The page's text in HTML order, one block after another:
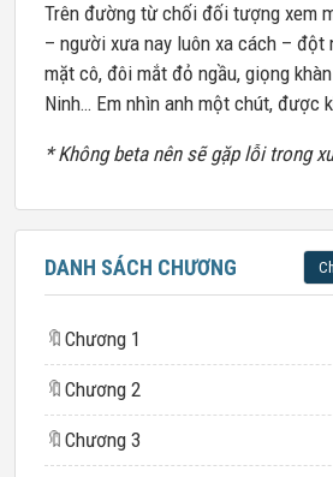
Trên đường từ chối đối tượng xem
– người xưa nay luôn xa cách – đột
mặt cô, đôi mắt đỏ ngầu, giọng
Ninh… Em nhìn anh một chút, được
* Không beta nên sẽ gặp lỗi trong
DANH SÁCH CHƯƠNG
🔖 Chương 1
🔖 Chương 2
🔖 Chương 3